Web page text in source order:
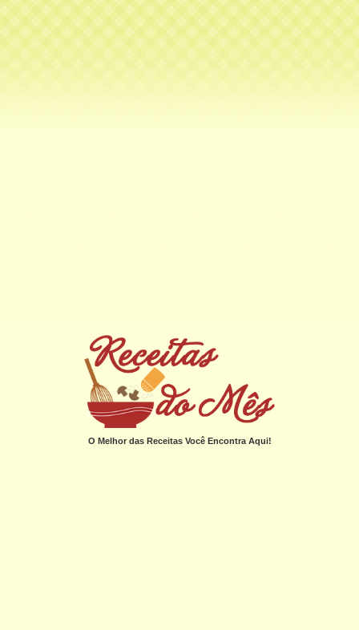
O Melhor das Receitas Você Encontra Aqui!